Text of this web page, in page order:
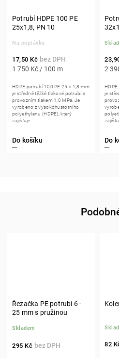
Potrubí HDPE 100 PE
25x1,8, PN 10
Na poptávku
17,50 Kč
1 750 Kč / 100 m
Do košíku
HDPE potrubí 100 PE 25 × 1,8 mm
je středně těžké tlakové potrubí s
provozním tlakem 1,0 MPa. Je
vyrobeno z vysokohustotního
polyethylenu (HDPE), který
zajišťuje...
2
Do
je
Řezačka PE potrubí 6 -
25 mm s pružinou
Skladem
295 Kč 82